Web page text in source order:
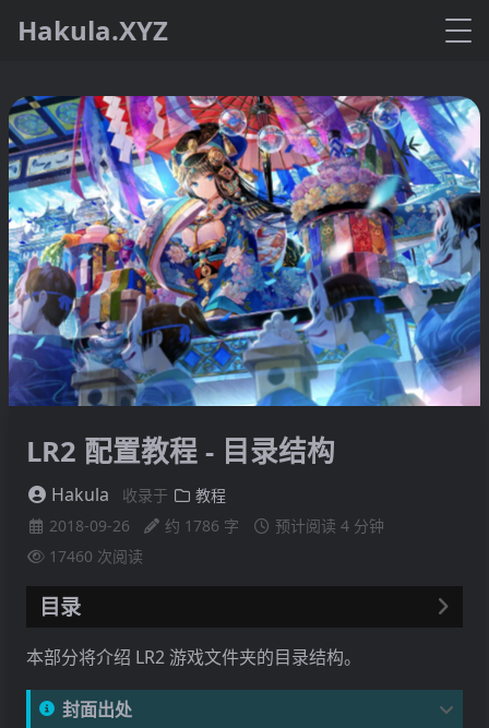
Hakula.XYZ
LR2 配置教程 - 目录结构
Hakula 收录于
教程
2018-09-26
约 1786 字
预计阅读 4 分钟
17460 次阅读
目录
BMS
LR2files
本部分将介绍 LR2 游戏文件夹的目录结构。
封面出处